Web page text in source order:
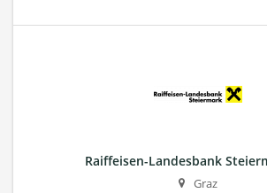
Raiffeisen-Landesbank
Graz